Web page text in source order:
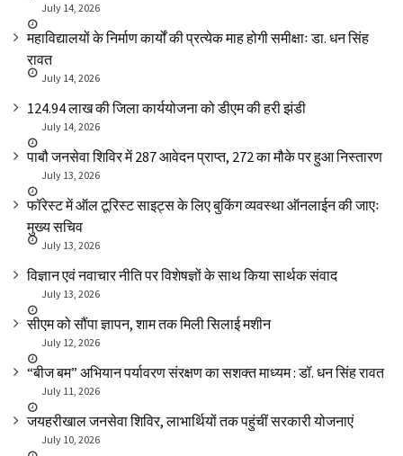
July 14, 2026
महाविद्यालयों के निर्माण कार्यों की प्रत्येक माह होगी समीक्षाः डा. धन सिंह
रावत
July 14, 2026
₹124.94 लाख की जिला कार्ययोजना को डीएम की हरी झंडी
July 14, 2026
पाबौ जनसेवा शिविर में 287 आवेदन प्राप्त, 272 का मौके पर हुआ निस्तारण
July 13, 2026
फॉरेस्ट में ऑल टूरिस्ट साइट्स के लिए बुकिंग व्यवस्था ऑनलाईन की जाएः
मुख्य सचिव
July 13, 2026
विज्ञान एवं नवाचार नीति पर विशेषज्ञों के साथ किया सार्थक संवाद
July 13, 2026
सीएम को सौंपा ज्ञापन, शाम तक मिली सिलाई मशीन
July 12, 2026
“बीज बम” अभियान पर्यावरण संरक्षण का सशक्त माध्यम : डॉ. धन सिंह रावत
July 11, 2026
जयहरीखाल जनसेवा शिविर, लाभार्थियों तक पहुंचीं सरकारी योजनाएं
July 10, 2026